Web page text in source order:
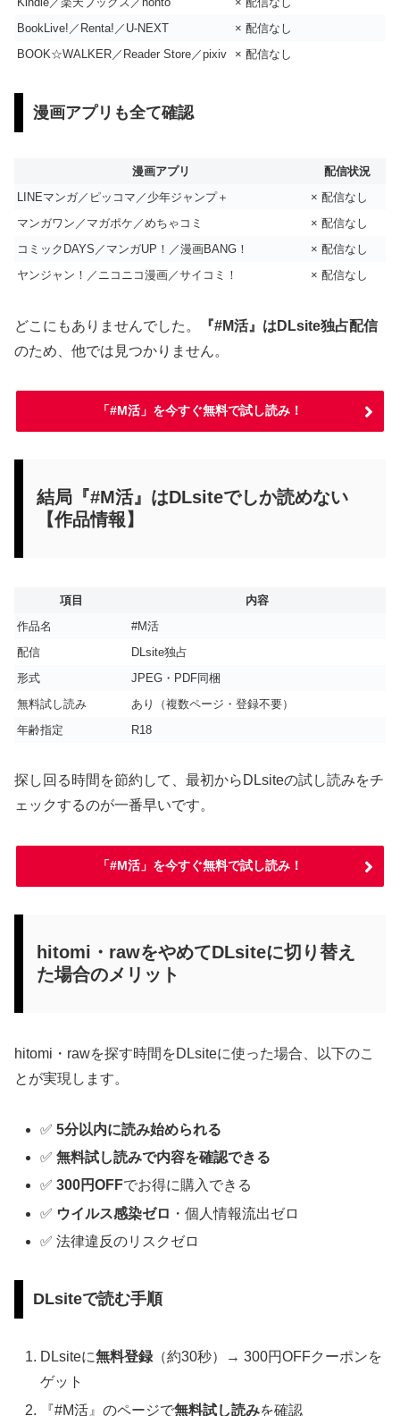
BookLive!／Renta!／U-NEXT
× 配信なし
BOOK☆WALKER／Reader Store／pixiv
× 配信なし
漫画アプリも全て確認
漫画アプリ
配信状況
LINEマンガ／ピッコマ／少年ジャンプ＋
× 配信なし
マンガワン／マガポケ／めちゃコミ
× 配信なし
コミックDAYS／マンガUP！／漫画BANG！
× 配信なし
ヤンジャン！／ニコニコ漫画／サイコミ！
× 配信なし
どこにもありませんでした。
『#M活』はDLsite独占配信
のため、他では見つかりません。
「#M活」を今すぐ無料で試し読み！
結局『#M活』はDLsiteでしか読めない
【作品情報】
項目
内容
作品名
#M活
配信
DLsite独占
形式
JPEG・PDF同梱
無料試し読み
あり（複数ページ・登録不要）
年齢指定
R18
探し回る時間を節約して、最初からDLsiteの試し読みをチ
ェックするのが一番早いです。
「#M活」を今すぐ無料で試し読み！
hitomi・rawをやめてDLsiteに切り替え
た場合のメリット
hitomi・rawを探す時間をDLsiteに使った場合、以下のこ
とが実現します。
✅5分以内に読み始められる
✅無料試し読みで内容を確認できる
✅300円OFFでお得に購入できる
✅ ウイルス感染ゼロ ・個人情報流出ゼロ
✅ 法律違反のリスクゼロ
DLsiteで読む手順
DLsiteに無料登録 （約30秒）→ 300円OFFクーポンを
ゲット
『#M活』のページで無料試し読みを確認